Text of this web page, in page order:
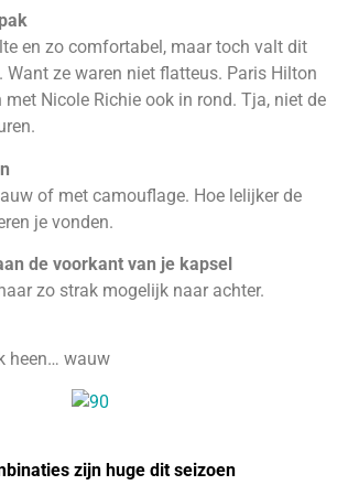
en zo comfortabel, maar toch valt dit
Want ze waren niet flatteus. Paris Hilton
met Nicole Richie ook in rond. Tja, niet de
of met camouflage. Hoe lelijker de
je vonden.
de voorkant van je kapsel
zo strak mogelijk naar achter.
heen… wauw
zijn huge dit seizoen